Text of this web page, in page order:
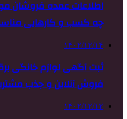
اطلاعات عمده فروشان
چه کسب و کارهایی
۱۴۰۲/۱۲/۱۴
ثبت آگهی لوازم خانگی
فروش آنلاین و جذب
۱۴۰۲/۱۲/۱۲